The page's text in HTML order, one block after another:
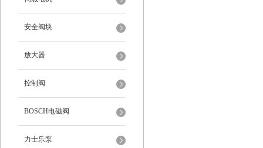
安全阀块
放大器
控制阀
BOSCH电磁阀
力士乐泵